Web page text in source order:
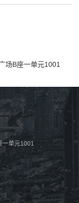
场B座一单元1001
一单元1001